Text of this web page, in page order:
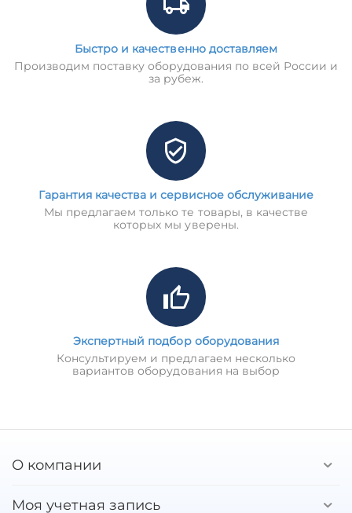
Быстро и качественно доставляем
Производим поставку оборудования по всей России и
за рубеж.
Гарантия качества и сервисное обслуживание
Мы предлагаем только те товары, в качестве
которых мы уверены.
Экспертный подбор оборудования
Консультируем и предлагаем несколько
вариантов оборудования на выбор
О компании
Моя учетная запись